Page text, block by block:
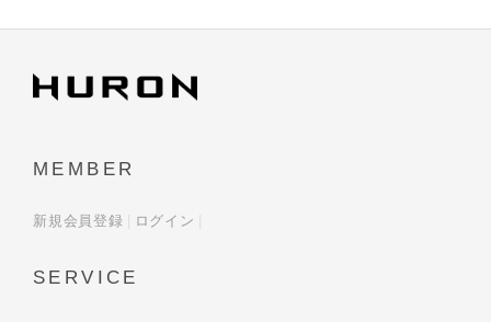
MEMBER
新規会員登録 ログイン
SERVICE